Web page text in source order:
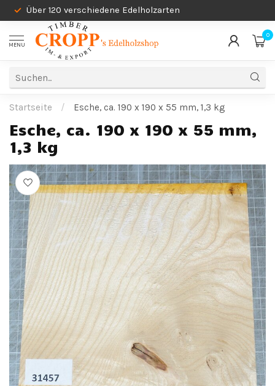
Über 120 verschiedene Edelholzarten
MENU
0
Startseite / Esche, ca. 190 x 190 x 55 mm, 1,3 kg
Esche, ca. 190 x 190 x 55 mm,
1,3 kg